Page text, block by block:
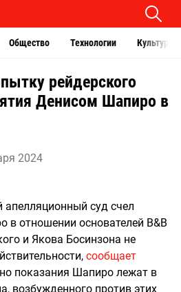
Общество Технологии Культура
рейдерского
Денисом Шапиро в
2024
суд счел
отношении основателей B&B
и Якова Босинзона не
сообщает
показания Шапиро лежат в
возбужденного против этих